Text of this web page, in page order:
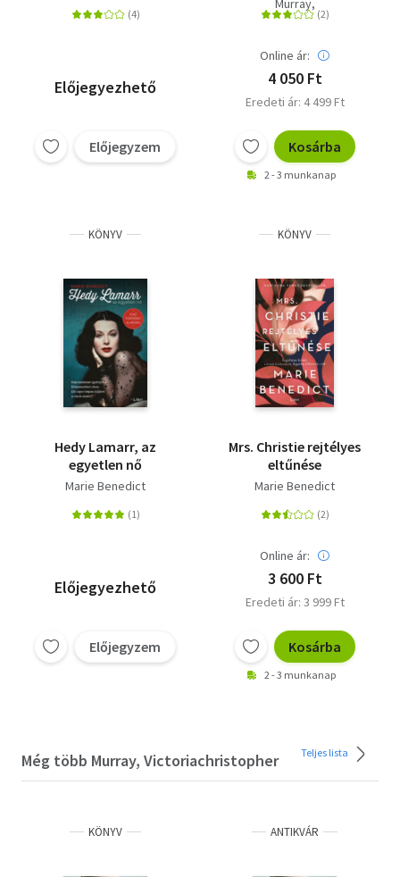
Előjegyezhető
Előjegyzem
Murray,
Victoriachristopher
Online ár:
4 050 Ft
Eredeti ár: 4 499 Ft
Kosárba
2 - 3 munkanap
KÖNYV
Hedy Lamarr, az
egyetlen nő
Marie Benedict
Előjegyezhető
Előjegyzem
KÖNYV
Mrs. Christie rejtélyes
eltűnése
Marie Benedict
Online ár:
3 600 Ft
Eredeti ár: 3 999 Ft
Kosárba
2 - 3 munkanap
Még több Murray, Victoriachristopher Teljes lista
KÖNYV ANTIKVÁR